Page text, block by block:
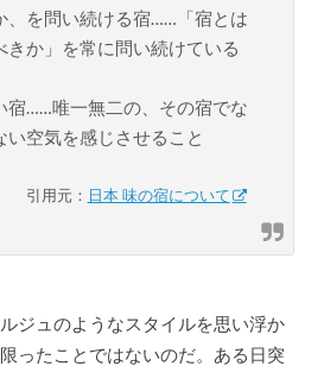
、を問い続ける宿……「宿とは
きか」を常に問い続けている
宿……唯一無二の、その宿でな
い空気を感じさせること
引用元： 日本 味の宿について
ジュのようなスタイルを思い浮か
ったことではないのだ。ある日突